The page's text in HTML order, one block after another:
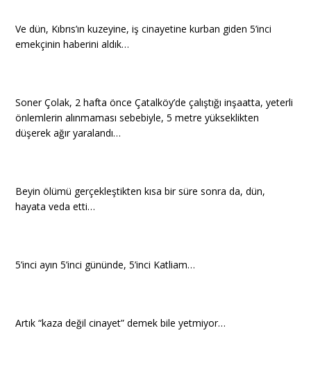
Ve dün, Kıbrıs’ın kuzeyine, iş cinayetine kurban giden 5’inci
emekçinin haberini aldık…
Soner Çolak, 2 hafta önce Çatalköy’de çalıştığı inşaatta, yeterli
önlemlerin alınmaması sebebiyle, 5 metre yükseklikten
düşerek ağır yaralandı…
Beyin ölümü gerçekleştikten kısa bir süre sonra da, dün,
hayata veda etti…
5’inci ayın 5’inci gününde, 5’inci Katliam…
Artık “kaza değil cinayet” demek bile yetmiyor…